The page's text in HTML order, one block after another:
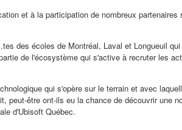
et à la participation de nombreux
des écoles de Montréal, Laval et Longueuil
de l'écosystème qui s'active à recruter les
qui s'opère sur le terrain et avec
être ont-ils eu la chance de découvrir une
d'Ubisoft Québec.